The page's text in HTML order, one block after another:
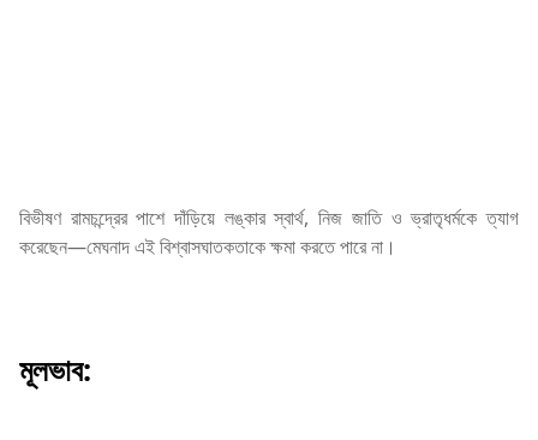
বিভীষণ রামচন্দ্রের পাশে দাঁড়িয়ে লঙ্কার স্বার্থ, নিজ জাতি ও ভ্রাতৃধর্মকে ত্যাগ
করেছেন—মেঘনাদ এই বিশ্বাসঘাতকতাকে ক্ষমা করতে পারে না।
মূলভাব: